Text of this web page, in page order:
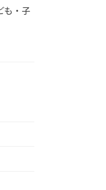
も・子